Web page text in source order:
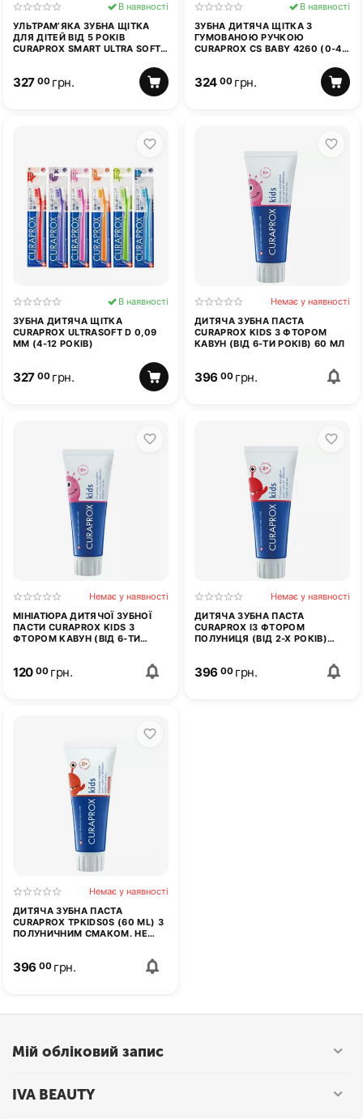
УЛЬТРАМ’ЯКА ЗУБНА ЩІТКА
ДЛЯ ДІТЕЙ ВІД 5 РОКІВ
CURAPROX SMART ULTRA SOFT
В наявності
327 00 грн.
ЗУБНА ДИТЯЧА ЩІТКА З
ГУМОВАНОЮ РУЧКОЮ
CURAPROX CS BABY 4260 (0-4
В наявності
324 00 грн.
ЗУБНА ДИТЯЧА ЩІТКА
CURAPROX ULTRASOFT D 0,09
ММ (4-12 РОКІВ)
В наявності
327 00 грн.
ДИТЯЧА ЗУБНА ПАСТА
CURAPROX KIDS З ФТОРОМ
КАВУН (ВІД 6-ТИ РОКІВ) 60 МЛ
Немає у наявності
396 00 грн.
МІНІАТЮРА ДИТЯЧОЇ ЗУБНОЇ
ПАСТИ CURAPROX KIDS З
ФТОРОМ КАВУН (ВІД 6-ТИ
Немає у наявності
120 00 грн.
ДИТЯЧА ЗУБНА ПАСТА
CURAPROX ІЗ ФТОРОМ
ПОЛУНИЦЯ (ВІД 2-Х РОКІВ)
Немає у наявності
396 00 грн.
ДИТЯЧА ЗУБНА ПАСТА
CURAPROX TPKIDS0S (60 ML) З
ПОЛУНИЧНИМ СМАКОМ. НЕ
МАЛЮКІВ ВІД ПЕРШОГО ЗУБА
Немає у наявності
396 00 грн.
Мій обліковий запис
IVA BEAUTY